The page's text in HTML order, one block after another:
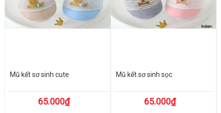
Mũ kết sơ sinh cute
65.000₫
Mũ kết sơ sinh sọc
65.000₫